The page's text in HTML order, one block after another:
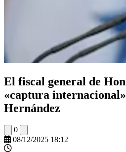
El fiscal general de
«captura
Hernández
0
08/12/2025 18:12